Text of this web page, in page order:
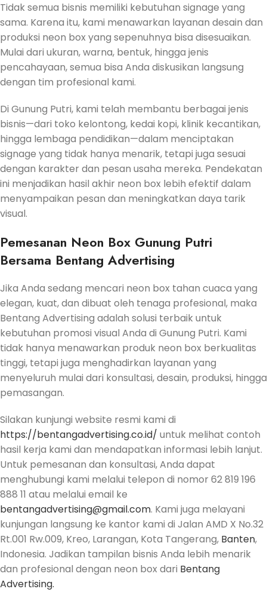
Tidak semua bisnis memiliki kebutuhan signage yang
sama. Karena itu, kami menawarkan layanan desain dan
produksi neon box yang sepenuhnya bisa disesuaikan.
Mulai dari ukuran, warna, bentuk, hingga jenis
pencahayaan, semua bisa Anda diskusikan langsung
dengan tim profesional kami.
Di Gunung Putri, kami telah membantu berbagai jenis
bisnis—dari toko kelontong, kedai kopi, klinik kecantikan,
hingga lembaga pendidikan—dalam menciptakan
signage yang tidak hanya menarik, tetapi juga sesuai
dengan karakter dan pesan usaha mereka. Pendekatan
ini menjadikan hasil akhir neon box lebih efektif dalam
menyampaikan pesan dan meningkatkan daya tarik
visual.
Pemesanan Neon Box Gunung Putri
Bersama Bentang Advertising
Jika Anda sedang mencari neon box tahan cuaca yang
elegan, kuat, dan dibuat oleh tenaga profesional, maka
Bentang Advertising adalah solusi terbaik untuk
kebutuhan promosi visual Anda di Gunung Putri. Kami
tidak hanya menawarkan produk neon box berkualitas
tinggi, tetapi juga menghadirkan layanan yang
menyeluruh mulai dari konsultasi, desain, produksi, hingga
pemasangan.
Silakan kunjungi website resmi kami di
https://bentangadvertising.co.id/ untuk melihat contoh
hasil kerja kami dan mendapatkan informasi lebih lanjut.
Untuk pemesanan dan konsultasi, Anda dapat
menghubungi kami melalui telepon di nomor 62 819 196
888 11 atau melalui email ke
bentangadvertising@gmail.com. Kami juga melayani
kunjungan langsung ke kantor kami di Jalan AMD X No.32
Rt.001 Rw.009, Kreo, Larangan, Kota Tangerang, Banten,
Indonesia. Jadikan tampilan bisnis Anda lebih menarik
dan profesional dengan neon box dari Bentang
Advertising.